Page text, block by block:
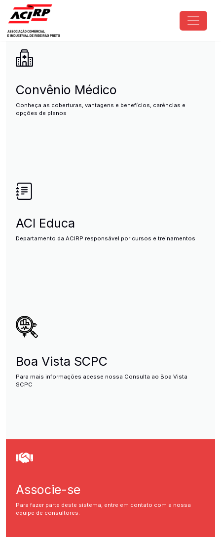
Pular para o conteúdo principal
ACIRP - Associação Comercial
Convênio Médico
Conheça as coberturas, vantagens e benefícios, carências e
opções de planos
ACI Educa
Departamento da ACIRP responsável por cursos e treinamentos
Boa Vista SCPC
Para mais informações acesse nossa Consulta ao Boa Vista
SCPC
Associe-se
Para fazer parte deste sistema, entre em contato com a nossa
equipe de consultores.